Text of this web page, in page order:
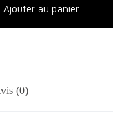
Ajouter au panier
(0)